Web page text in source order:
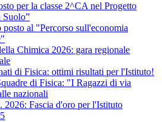
per la classe 2^CA nel Progetto
Suolo”
posto al "Percorso sull'economia
Chimica 2026: gara regionale
di Fisica: ottimi risultati per l'Istituto!
di Fisica: "I Ragazzi di via
nazionali
2026: Fascia d'oro per l'Istituto